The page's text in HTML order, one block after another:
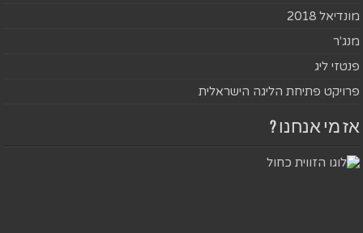
מונדיאל 2018
מנג'ר
פנטזי ליג
פרויקט פתיחת הליגה הישראלית
אז מי אנחנו ?